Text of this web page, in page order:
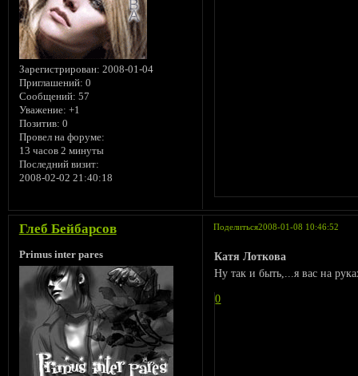
Зарегистрирован: 2008-01-04
Приглашений: 0
Сообщений: 57
Уважение: +1
Позитив: 0
Провел на форуме:
13 часов 2 минуты
Последний визит:
2008-02-02 21:40:18
Поделиться2008-01-08 10:46:52
Глеб Бейбарсов
Primus inter pares
Катя Лоткова
Ну так и быть,...я вас на
0